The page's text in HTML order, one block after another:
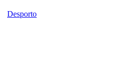
Desporto